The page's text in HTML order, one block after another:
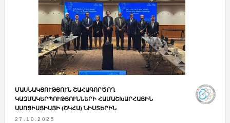
ՄԱՍՆԱԿՑՈՒԹՅՈՒՆ ՇԱՀԱԳՈՐԾՈՂ
ԿԱԶՄԱԿԵՐՊՈՒԹՅՈՒՆՆԵՐԻ ՀԱՄԱՇԽԱՐՀԱՅԻՆ
ԱՍՈՑԻԱՑԻԱՅԻ (ՇԿՀԱ) ՆԻՍՏԵՐԻՆ
27.10.2025